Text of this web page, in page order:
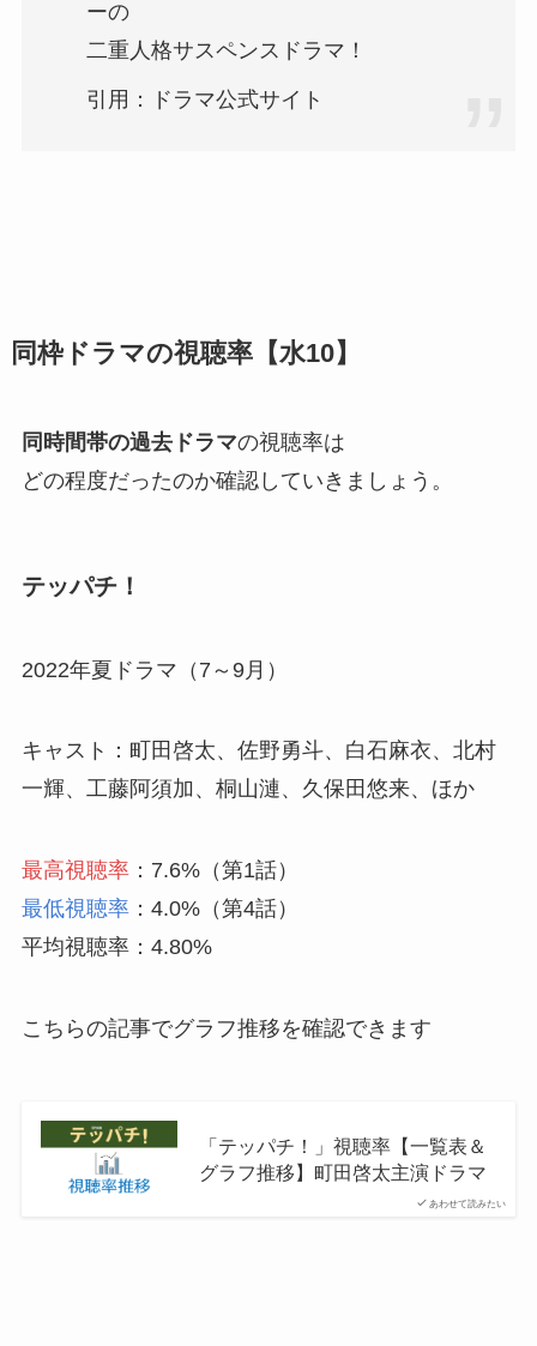
ーの
二重人格サスペンスドラマ！
引用：ドラマ公式サイト
同枠ドラマの視聴率【水10】
同時間帯の過去ドラマの視聴率は
どの程度だったのか確認していきましょう。
テッパチ！
2022年夏ドラマ（7～9月）
キャスト：町田啓太、佐野勇斗、白石麻衣、北村
一輝、工藤阿須加、桐山漣、久保田悠来、ほか
最高視聴率：7.6%（第1話）
最低視聴率：4.0%（第4話）
平均視聴率：4.80%
こちらの記事でグラフ推移を確認できます
あわせて読みたい
「テッパチ！」視聴率【一覧表＆
グラフ推移】町田啓太主演ドラマ